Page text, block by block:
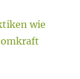
wie